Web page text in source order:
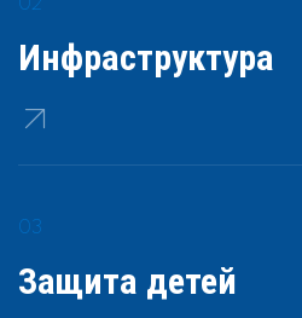
Инфраструктура
Защита детей